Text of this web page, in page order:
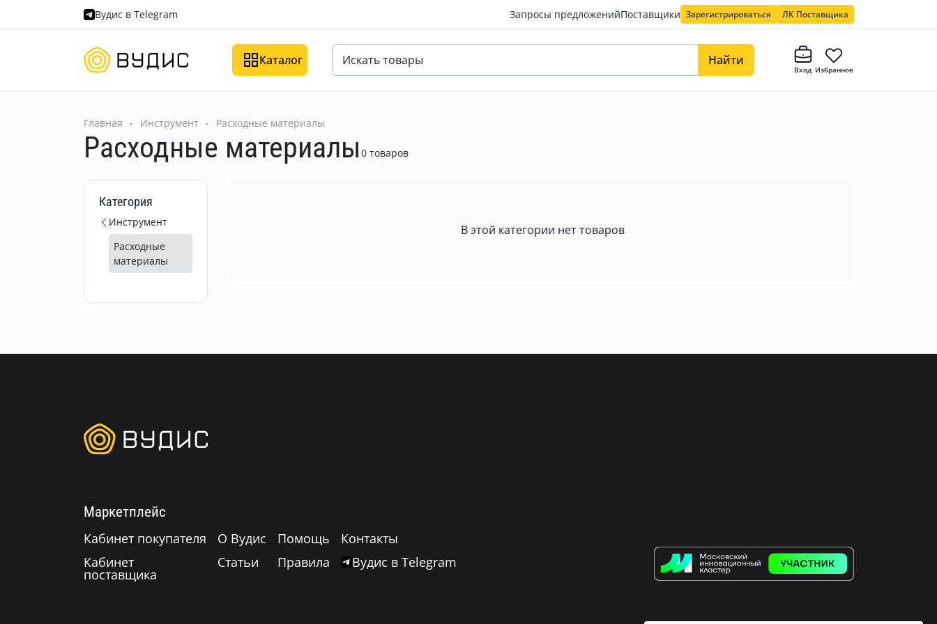
Вудис в Telegram Запросы предложенийПоставщики Зарегистрироваться ЛК Поставщика
Каталог Найти
Вход Избранное
Главная Инструмент Расходные материалы
Расходные материалы 0 товаров
Категория
Инструмент
Расходные
материалы
В этой категории нет товаров
Маркетплейс
Кабинет покупателя
Кабинет
поставщика
О Вудис
Статьи
Помощь
Правила
Контакты
Вудис в Telegram